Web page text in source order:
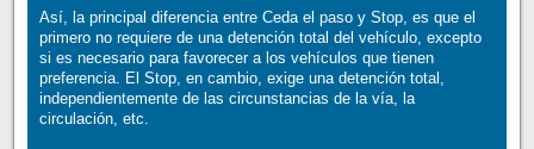
Así, la principal diferencia entre Ceda el paso y Stop, es que el
primero no requiere de una detención total del vehículo, excepto
si es necesario para favorecer a los vehículos que tienen
preferencia. El Stop, en cambio, exige una detención total,
independientemente de las circunstancias de la vía, la
circulación, etc.